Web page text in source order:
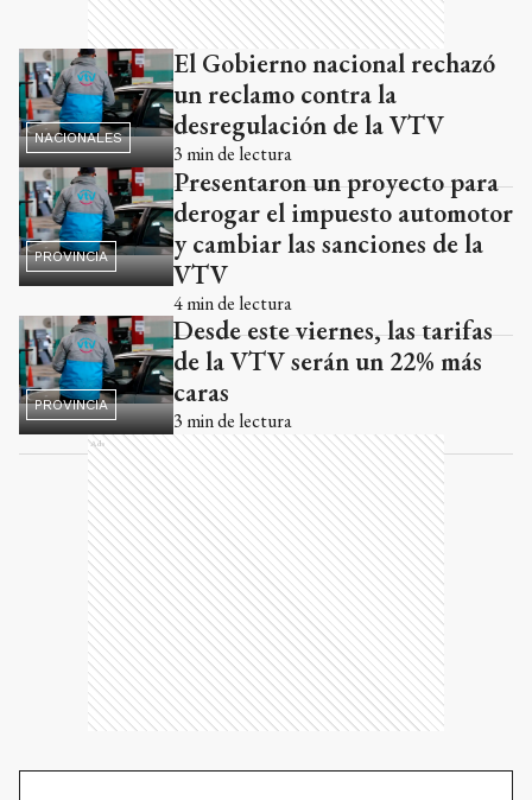
NACIONALES
El Gobierno nacional rechazó
un reclamo contra la
desregulación de la VTV
3 min de lectura
PROVINCIA
Presentaron un proyecto para
derogar el impuesto automotor
y cambiar las sanciones de la
VTV
4min de lectura
PROVINCIA
Desde este viernes, las tarifas
de la VTV serán un 22% más
caras
3 min de lectura
Ads